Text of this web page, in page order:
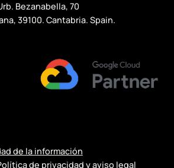
Bezanabella, 70
39100. Cantabria. Spain.
de la información
de privacidad y aviso legal